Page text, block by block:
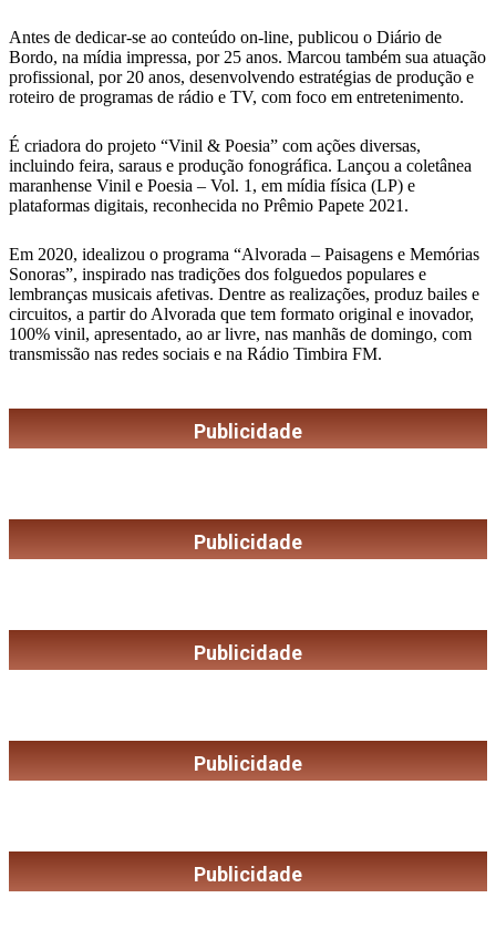
Antes de dedicar-se ao conteúdo on-line, publicou o Diário de
Bordo, na mídia impressa, por 25 anos. Marcou também sua atuação
profissional, por 20 anos, desenvolvendo estratégias de produção e
roteiro de programas de rádio e TV, com foco em entretenimento.
É criadora do projeto “Vinil & Poesia” com ações diversas,
incluindo feira, saraus e produção fonográfica. Lançou a coletânea
maranhense Vinil e Poesia – Vol. 1, em mídia física (LP) e
plataformas digitais, reconhecida no Prêmio Papete 2021.
Em 2020, idealizou o programa “Alvorada – Paisagens e Memórias
Sonoras”, inspirado nas tradições dos folguedos populares e
lembranças musicais afetivas. Dentre as realizações, produz bailes e
circuitos, a partir do Alvorada que tem formato original e inovador,
100% vinil, apresentado, ao ar livre, nas manhãs de domingo, com
transmissão nas redes sociais e na Rádio Timbira FM.
Publicidade
Publicidade
Publicidade
Publicidade
Publicidade